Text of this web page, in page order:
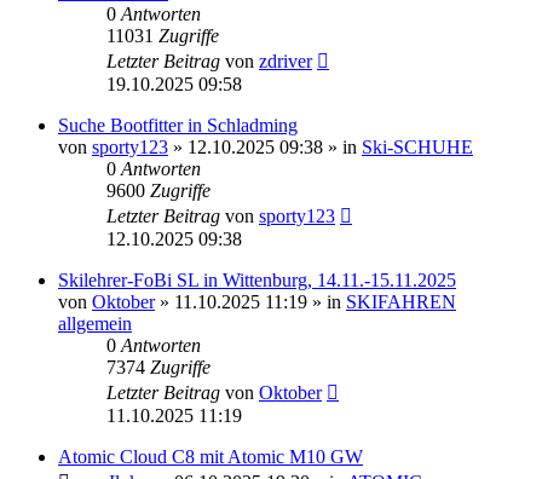
0 Antworten
11031 Zugriffe
Letzter Beitrag von zdriver
19.10.2025 09:58
Suche Bootfitter in Schladming
von sporty123 » 12.10.2025 09:38 » in Ski-SCHUHE
0 Antworten
9600 Zugriffe
Letzter Beitrag von sporty123
12.10.2025 09:38
Skilehrer-FoBi SL in Wittenburg, 14.11.-15.11.2025
von Oktober» 11.10.2025 11:19 » in SKIFAHREN
allgemein
0 Antworten
7374 Zugriffe
Letzter Beitrag von Oktober
11.10.2025 11:19
Atomic Cloud C8 mit Atomic M10 GW